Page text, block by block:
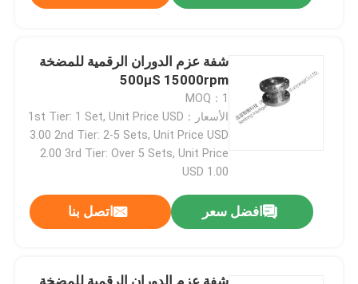
دينامومتر ناقل الحركة
مقياس دينامومتر التيار المتردد
مقعد الاختبار الديناميكي
جهاز قياس استهلاك الوقود
شفة عزم الدوران الرقمية للمضخة
500μS 15000rpm
MOQ：1
الأسعار：1st Tier: 1 Set, Unit Price USD
3.00 2nd Tier: 2-5 Sets, Unit Price USD
2.00 3rd Tier: Over 5 Sets, Unit Price
USD 1.00
افضل سعر اتصل بنا